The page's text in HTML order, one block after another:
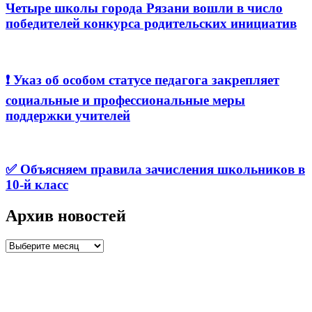
Четыре школы города Рязани вошли в число
победителей конкурса родительских инициатив
❗️ Указ об особом статусе педагога закрепляет
социальные и профессиональные меры
поддержки учителей
✅ Объясняем правила зачисления школьников в
10-й класс
Архив новостей
Архив